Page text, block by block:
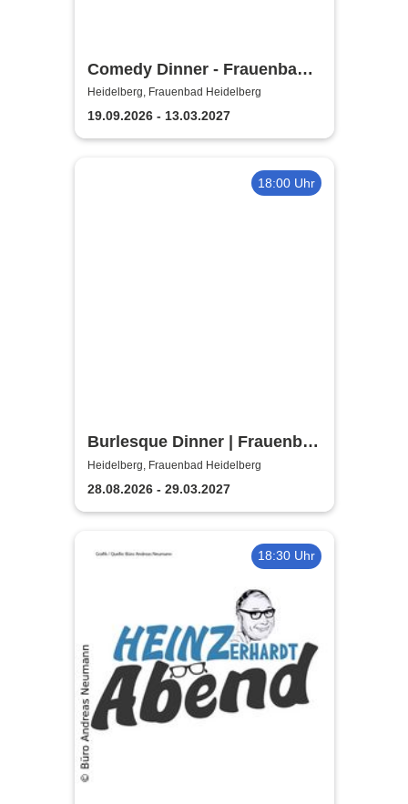
Comedy Dinner - Frauenbad
Heidelberg
Heidelberg, Frauenbad Heidelberg
19.09.2026 - 13.03.2027
18:00 Uhr
Burlesque Dinner | Frauenbad
Heidelberg
Heidelberg, Frauenbad Heidelberg
28.08.2026 - 29.03.2027
18:30 Uhr